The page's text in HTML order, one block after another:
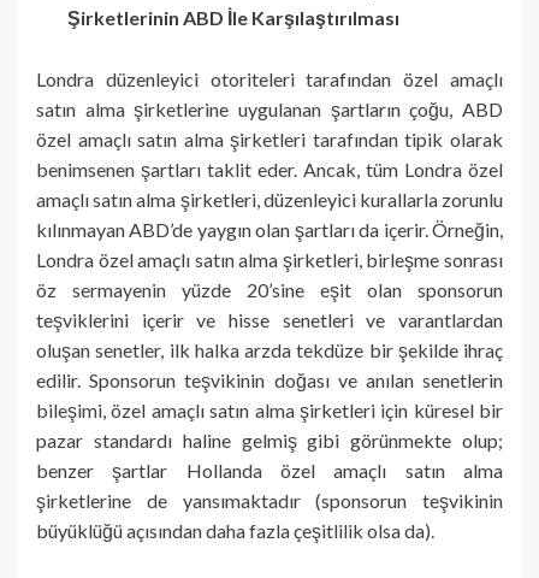
Şirketlerinin ABD İle Karşılaştırılması
Londra düzenleyici otoriteleri tarafından özel amaçlı
satın alma şirketlerine uygulanan şartların çoğu, ABD
özel amaçlı satın alma şirketleri tarafından tipik olarak
benimsenen şartları taklit eder. Ancak, tüm Londra özel
amaçlı satın alma şirketleri, düzenleyici kurallarla zorunlu
kılınmayan ABD’de yaygın olan şartları da içerir. Örneğin,
Londra özel amaçlı satın alma şirketleri, birleşme sonrası
öz sermayenin yüzde 20’sine eşit olan sponsorun
teşviklerini içerir ve hisse senetleri ve varantlardan
oluşan senetler, ilk halka arzda tekdüze bir şekilde ihraç
edilir. Sponsorun teşvikinin doğası ve anılan senetlerin
bileşimi, özel amaçlı satın alma şirketleri için küresel bir
pazar standardı haline gelmiş gibi görünmekte olup;
benzer şartlar Hollanda özel amaçlı satın alma
şirketlerine de yansımaktadır (sponsorun teşvikinin
büyüklüğü açısından daha fazla çeşitlilik olsa da).